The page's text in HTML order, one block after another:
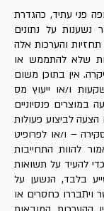
פני עתיד, כהגדרת
ניירות ערך, תשכ"ח-1968, אשר נשענות על נתונים
והערכות אלה
שלא להתממש או
אין בתוכן משום
ו/או ייעוץ מס
פנסיוניים
לביצוע פעולות
– ו/או לפרופיט
להוות התחייבות
להעיד על תשואות
בלבד, הנשען על
כחסרים או